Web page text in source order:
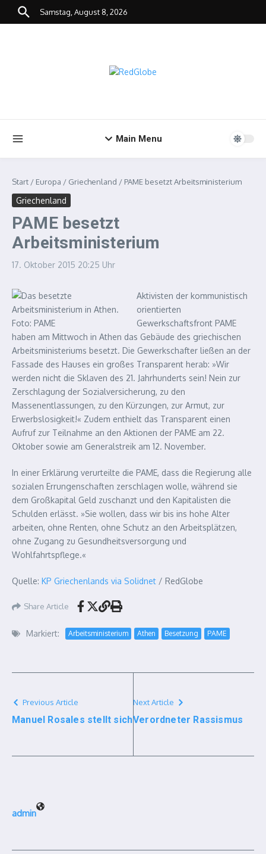
Zum Inhalt springen
Samstag, August 8, 2026
Main Menu
Start / Europa / Griechenland / PAME besetzt Arbeitsministerium
Griechenland
PAME besetzt
Arbeitsministerium
17. Oktober 2015 20:25 Uhr
Aktivisten der kommunistisch
orientierten
Gewerkschaftsfront PAME
haben am Mittwoch in Athen das Gebäude des griechischen
Arbeitsministeriums besetzt. Die Gewerkschafter ließen an der
Fassade des Hauses ein großes Transparent herab: »Wir
werden nicht die Sklaven des 21. Jahrhunderts sein! Nein zur
Zerschlagung der Sozialversicherung, zu den
Massenentlassungen, zu den Kürzungen, zur Armut, zur
Erwerbslosigkeit!« Zudem enthielt das Transparent einen
Aufruf zur Teilnahme an den Aktionen der PAME am 22.
Oktober sowie am Generalstreik am 12. November.
In einer Erklärung verurteilte die PAME, dass die Regierung alle
sozialen Errungenschaften zerschlagen wolle, während sie
dem Großkapital Geld zuschanzt und den Kapitalisten die
Schulden erlässt. »Sie wollen, dass wir bis ins hohe Alter
arbeiten, ohne Renten, ohne Schutz an den Arbeitsplätzen,
ohne Zugang zu Gesundheitsversorgung und
Wohlfahrtspflege.«
Quelle: KP Griechenlands via Solidnet / RedGlobe
Share Article
Markiert: Arbeitsministerium Athen Besetzung PAME
Previous Article
Manuel Rosales stellt sich
Next Article
Verordneter Rassismus
admin